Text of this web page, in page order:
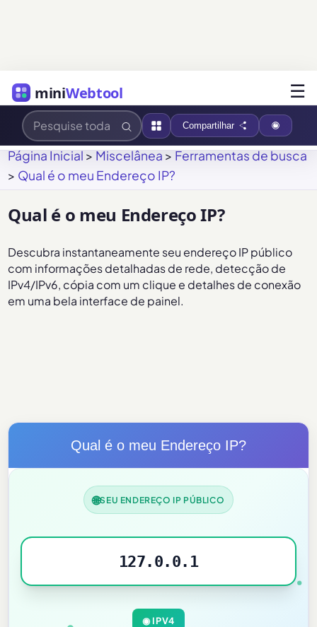
miniWebtool ☰
Compartilhar
Página Inicial > Miscelânea > Ferramentas de busca
> Qual é o meu Endereço IP?
Qual é o meu Endereço IP?
Descubra instantaneamente seu endereço IP público
com informações detalhadas de rede, detecção de
IPv4/IPv6, cópia com um clique e detalhes de conexão
em uma bela interface de painel.
Qual é o meu Endereço IP?
🌐SEU ENDEREÇO IP PÚBLICO
127.0.0.1
◉ IPV4